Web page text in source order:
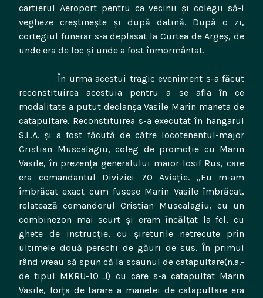
cartierul Aeroport pentru ca vecinii şi colegii să-l
vegheze creştineşte şi după datină. După o zi,
cortegiul funerar s-a deplasat la Curtea de Argeş, de
unde era de loc şi unde a fost înmormântat.
În urma acestui tragic eveniment s-a făcut
reconstituirea acestuia pentru a se afla în ce
modalitate a putut declanşa Vasile Marin maneta de
catapultare. Reconstituirea s-a executat în hangarul
S.L.A. şi a fost făcută de către locotenentul-major
Cristian Muscalagiu, coleg de promoţie cu Marin
Vasile, în prezenţa generalului maior Iosif Rus, care
era comandantul Diviziei 70 Aviaţie. „Eu m-am
îmbrăcat exact cum fusese Marin Vasile îmbrăcat,
relatează comandorul Cristian Muscalagiu, cu un
combinezon mai scurt şi eram încălţat la fel, cu
ghete de instrucţie, cu şireturile netrecute prin
ultimele două perechi de găuri de sus. În primul
rând vreau să spun că la scaunul de catapultare(n.a.-
de tipul MKRU-10 J) cu care s-a catapultat Marin
Vasile, forţa de tarare a manetei de catapultare era